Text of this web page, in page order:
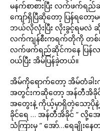
မနက်စာစားပြီး လက်ဖက်ရ
ကျော်ရှိပြီဆိုတော့ ပြန်ရ
ဘယ်လိုလုံးပြီး လိုးခွင့်ရမလဲ ဆို
လက်ကျန်စီးကရက်တိုကို တစ်ခ
လက်ဖက်ရည်ဆိုင်ကနေ ပြန်လ
ဝယ်ပြီး အိမ်ပြန်ခဲ့တယ်။
အိမ်ကိုရောက်တော့ အိမ်တံခါ
အတွင်းကဆိုတော့ အန်တီအိခိုင်
အတွေးနဲ့ ကိုယ့်မှာရှိတဲ့သော့ပို
ခိုင်ရေ … အန်တီအိခိုင် ” လို့အ
သံကြားမှ ” အော်…ရေချိုး